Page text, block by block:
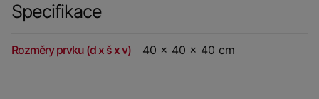
Specifikace
Rozměry prvku (d x š x v) 40 x 40 x 40 cm